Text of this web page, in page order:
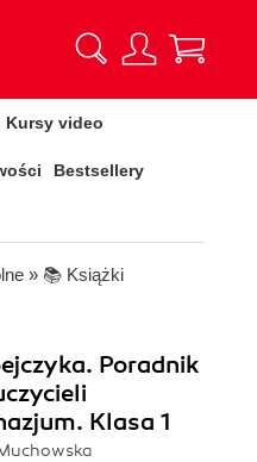
Kursy video
Bestsellery
» 📚 Książki
Poradnik
Klasa 1